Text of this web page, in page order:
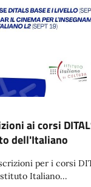
ai corsi
dell'Italiano
per i corsi
Italiano...